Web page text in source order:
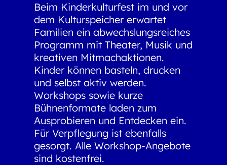
Beim Kinderkulturfest im und vor
dem Kulturspeicher erwartet
Familien ein abwechslungsreiches
Programm mit Theater, Musik und
kreativen Mitmachaktionen.
Kinder können basteln, drucken
und selbst aktiv werden.
Workshops sowie kurze
Bühnenformate laden zum
Ausprobieren und Entdecken ein.
Für Verpflegung ist ebenfalls
gesorgt. Alle Workshop-Angebote
sind kostenfrei.